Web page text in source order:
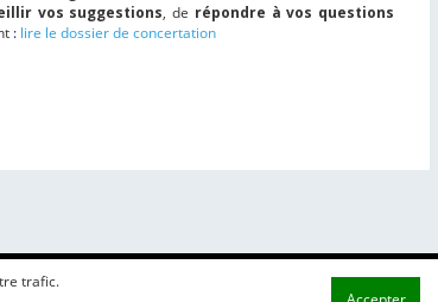
vos suggestions, de répondre à vos questions
: lire le dossier de concertation
trafic.